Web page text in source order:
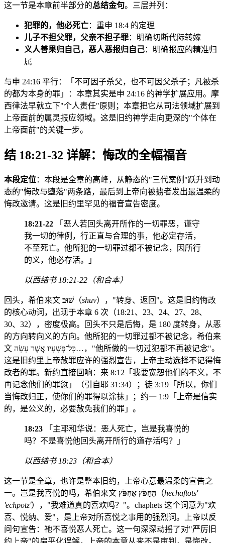
这一节是本章前半部分的总结金句。三层并列：
犯罪的，他必死亡：重申 18:4 的定理
儿子不担父罪，父亲不担子罪：明确切断代际转嫁
义人善果归自己，恶人恶报归自己：明确报应的精准归
属
与申 24:16 平行：「不可因子杀父，也不可因父杀子；凡被杀
的都为本身的罪」：本章其实是申 24:16 的神学扩展应用。摩
西律法早就立下"个人责任"原则；本章把它从司法领域扩展到
上帝面前的属灵报应领域。这是旧约神学走向更深的"个体在
上帝面前"的关键一步。
结 18:21-32 详解：悔改的全幅福音
本段定位：本段是全章的高峰，从静态的"三代案例"跃升到动
态的"悔改与堕落"两条路，最后到上帝向被掳者发出最温柔的
悔改邀请。这是旧约里罕见的福音宣告密度。
18:21-22 「恶人若回头离开所作的一切罪恶，谨守
我一切的律例，行正直与合理的事，他必定存活，
不至死亡。他所犯的一切罪过都不被记念，因所行
的义，他必存活。」
以西结书 18:21-22（和合本）
回头，希伯来文 שׁוּב（shuv），"转身、返回"。这是旧约悔改
的核心动词，出现于本章 6 次（18:21、23、24、27、28、
30、32），密度极高。回头不只是后悔，是 180 度转身，从恶
的方向转向义的方向。他所犯的一切罪过都不被记念，希伯来
文 כָּל־פְּשָׁעָיו אֲשֶׁר עָשָׂה…，"他所做的一切过犯都不再被记念"。
这是旧约里上帝赦罪应许的强烈宣告，上帝主动选择不记得悔
改者的罪。新约直接回响：来 8:12「我要宽恕他们的不义，不
再记念他们的罪愆」（引自耶 31:34）；徒 3:19「所以，你们
当悔改归正，使你们的罪得以涂抹」；约一 1:9「上帝是信实
的，是公义的，必要赦免我们的罪」。
18:23 「主耶和华说：恶人死亡，岂是我喜悦的
吗？不是喜悦他回头离开所行的道存活吗？」
以西结书 18:23（和合本）
这一节是全章，也许是整本旧约，上帝心意最温柔的宣告之
一。岂是我喜悦的吗，希伯来文 הֶחָפֹץ אֶחְפֹּץ （hechaftots'
'echpotz'），"我难道真的喜欢吗？"。chaphets 这个词意为"欢
喜、悦纳、爱"，是上帝对所喜悦之事用的强烈词。上帝以反
问句宣告：祂不喜悦恶人死亡。这一句深深动摇了对"严厉旧
约上帝"的扁平化误解，上帝的本意从来不是审判，是悔改。